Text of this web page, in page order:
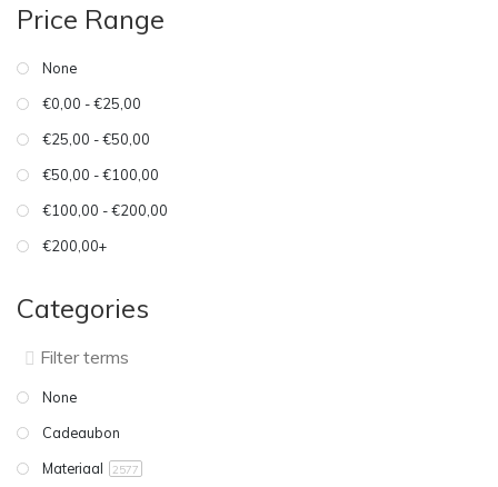
Price Range
None
€0,00 - €25,00
€25,00 - €50,00
€50,00 - €100,00
€100,00 - €200,00
€200,00+
Categories
None
Cadeaubon
Materiaal
2577